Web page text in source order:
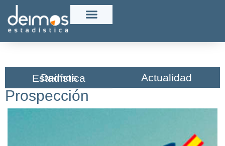
Deimos Estadística​ Actualidad
Prospección